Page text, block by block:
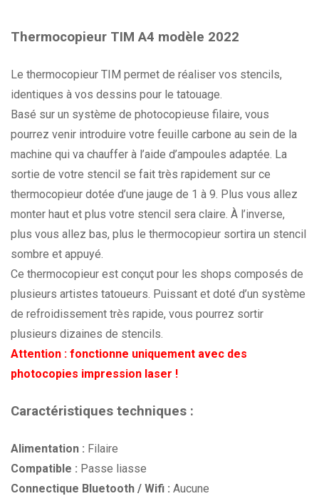
Thermocopieur TIM A4 modèle 2022
Le thermocopieur TIM permet de réaliser vos stencils,
identiques à vos dessins pour le tatouage.
Basé sur un système de photocopieuse filaire, vous
pourrez venir introduire votre feuille carbone au sein de la
machine qui va chauffer à l’aide d’ampoules adaptée. La
sortie de votre stencil se fait très rapidement sur ce
thermocopieur dotée d’une jauge de 1 à 9. Plus vous allez
monter haut et plus votre stencil sera claire. À l’inverse,
plus vous allez bas, plus le thermocopieur sortira un stencil
sombre et appuyé.
Ce thermocopieur est conçut pour les shops composés de
plusieurs artistes tatoueurs. Puissant et doté d’un système
de refroidissement très rapide, vous pourrez sortir
plusieurs dizaines de stencils.
Attention : fonctionne uniquement avec des
photocopies impression laser !
Caractéristiques techniques :
Alimentation : Filaire
Compatible : Passe liasse
Connectique Bluetooth / Wifi : Aucune